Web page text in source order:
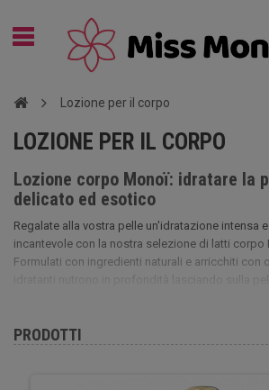
Lozione per il corpo
LOZIONE PER IL CORPO
Lozione corpo Monoï: idratare la
delicato ed esotico
Regalate alla vostra pelle un'idratazione intensa
incantevole con la nostra selezione di latti corpo
Formulati con ingredienti naturali e arricchiti con
morbidezza e sensualità. Ideali per l'uso
luminosità naturale.
PRODOTTI